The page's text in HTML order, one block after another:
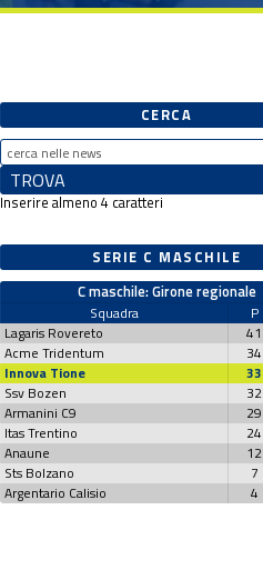
CERCA
Inserire almeno 4 caratteri
SERIE C MASCHILE
C maschile: Girone regionale
Squadra P
Lagaris Rovereto
41
Acme Tridentum
34
Innova Tione
33
Ssv Bozen
32
Armanini C9
29
Itas Trentino
24
Anaune
12
Sts Bolzano
7
Argentario Calisio
4